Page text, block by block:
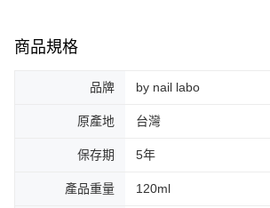
商品規格
品牌 by nail labo
原產地 台灣
保存期 5年
產品重量 120ml